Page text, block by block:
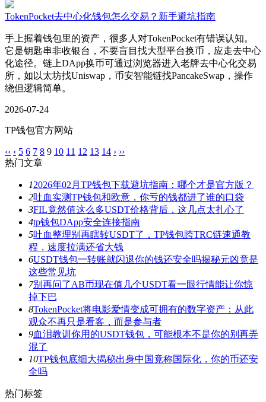
TokenPocket去中心化钱包怎么交易？新手避坑指南
手上握着钱包里的资产，很多人对TokenPocket有错误认知。
它是钥匙串非收银台，不要盲目找大型平台换币，应走去中心
化途径。链上DApp换币可通过浏览器进入老牌去中心化交易
所，如以太坊找Uniswap，币安智能链找PancakeSwap，操作
绕但逻辑简单。
2026-07-24
TP钱包官方网站
‹‹ ‹ 5 6 7 8 9 10 11 12 13 14 › ››
热门文章
12026年02月TP钱包下载避坑指南：哪个才是官方版？
2吐血实测TP钱包和欧意，你亏的钱都进了谁的口袋
3FIL竟然值这么多USDT价格背后，这几点太扎心了
4tp钱包DApp安全连接指南
5吐血整理别再瞎转USDT了，TP钱包跨TRC链速通教
程，速度拉满还省大钱
6USDT钱包一转账就闪退你的钱还安全吗揭秘元凶竟是
这些常见坑
7别再问了AB币现在值几个USDT看一眼行情能让你惊
掉下巴
8TokenPocket将电影爱情变成可拥有的数字资产：从此
观众不再只是看客，而是参与者
9血泪教训你用的USDT钱包，可能根本不是你的别再弄
混了
10TP钱包底细大揭秘出身中国竟称国际化，你的币还安
全吗
热门标签